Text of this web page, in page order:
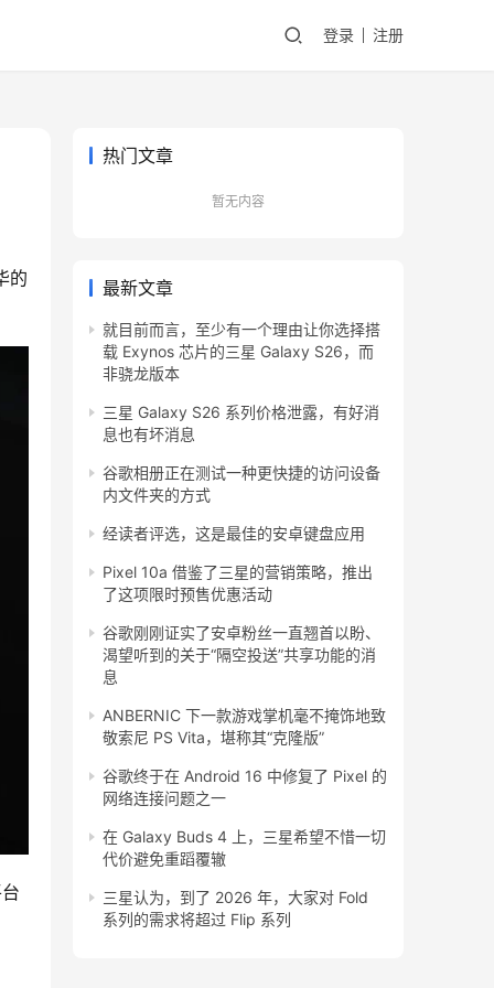
登录 注册
的
热门文章
暂无内容
最新文章
就目前而言，至少有一个理由让你选择搭
载 Exynos 芯片的三星 Galaxy S26，而
非骁龙版本
三星 Galaxy S26 系列价格泄露，有好消
息也有坏消息
谷歌相册正在测试一种更快捷的访问设备
内文件夹的方式
经读者评选，这是最佳的安卓键盘应用
Pixel 10a 借鉴了三星的营销策略，推出
了这项限时预售优惠活动
谷歌刚刚证实了安卓粉丝一直翘首以盼、
渴望听到的关于“隔空投送”共享功能的消
息
ANBERNIC 下一款游戏掌机毫不掩饰地致
敬索尼 PS Vita，堪称其“克隆版”
谷歌终于在 Android 16 中修复了 Pixel 的
网络连接问题之一
在 Galaxy Buds 4 上，三星希望不惜一切
代价避免重蹈覆辙
三星认为，到了 2026 年，大家对 Fold
系列的需求将超过 Flip 系列